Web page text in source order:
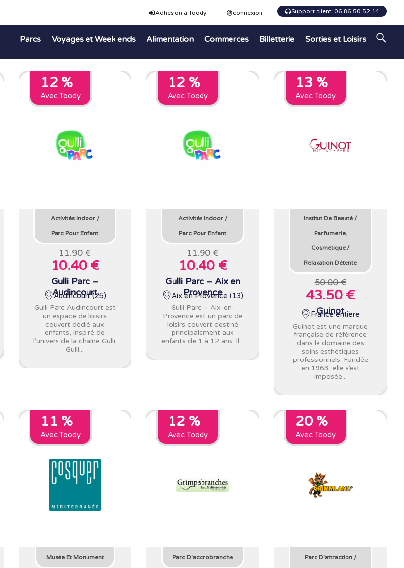
Adhésion à Toody connexion Support client: 06 86 50 52 14
Parcs Voyages et Week ends Alimentation Commerces Billetterie Sorties et Loisirs
12 %
Avec Toody
Activités Indoor/
Parc Pour Enfant
11.90 €
10.40 €
Gulli Parc –
Audincourt
Audincourt (25)
Gulli Parc Audincourt est
un espace de loisirs
couvert dédié aux
enfants, inspiré de
l’univers de la chaîne Gulli.
Gulli...
12 %
Avec Toody
Activités Indoor/
Parc Pour Enfant
11.90 €
10.40 €
Gulli Parc – Aix en
Provence
Aix en Provence (13)
Gulli Parc – Aix-en-
Provence est un parc de
loisirs couvert destiné
principalement aux
enfants de 1 à 12 ans. Il...
13 %
Avec Toody
Institut De Beauté /
Parfumerie,
Cosmétique /
Relaxation Détente
50.00 €
43.50 €
Guinot
France entière
Guinot est une marque
française de référence
dans le domaine des
soins esthétiques
professionnels. Fondée
en 1963, elle s’est
imposée...
11 %
Avec Toody
Musée Et Monument
12 %
Avec Toody
Parc D'accrobranche
20 %
Avec Toody
Parc D'attraction/